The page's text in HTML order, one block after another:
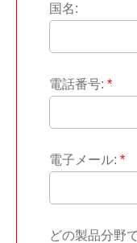
国名:
電話番号: *
電子メール: *
どの製品分野